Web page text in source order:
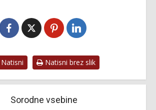
Natisni Natisni brez slik
Sorodne vsebine